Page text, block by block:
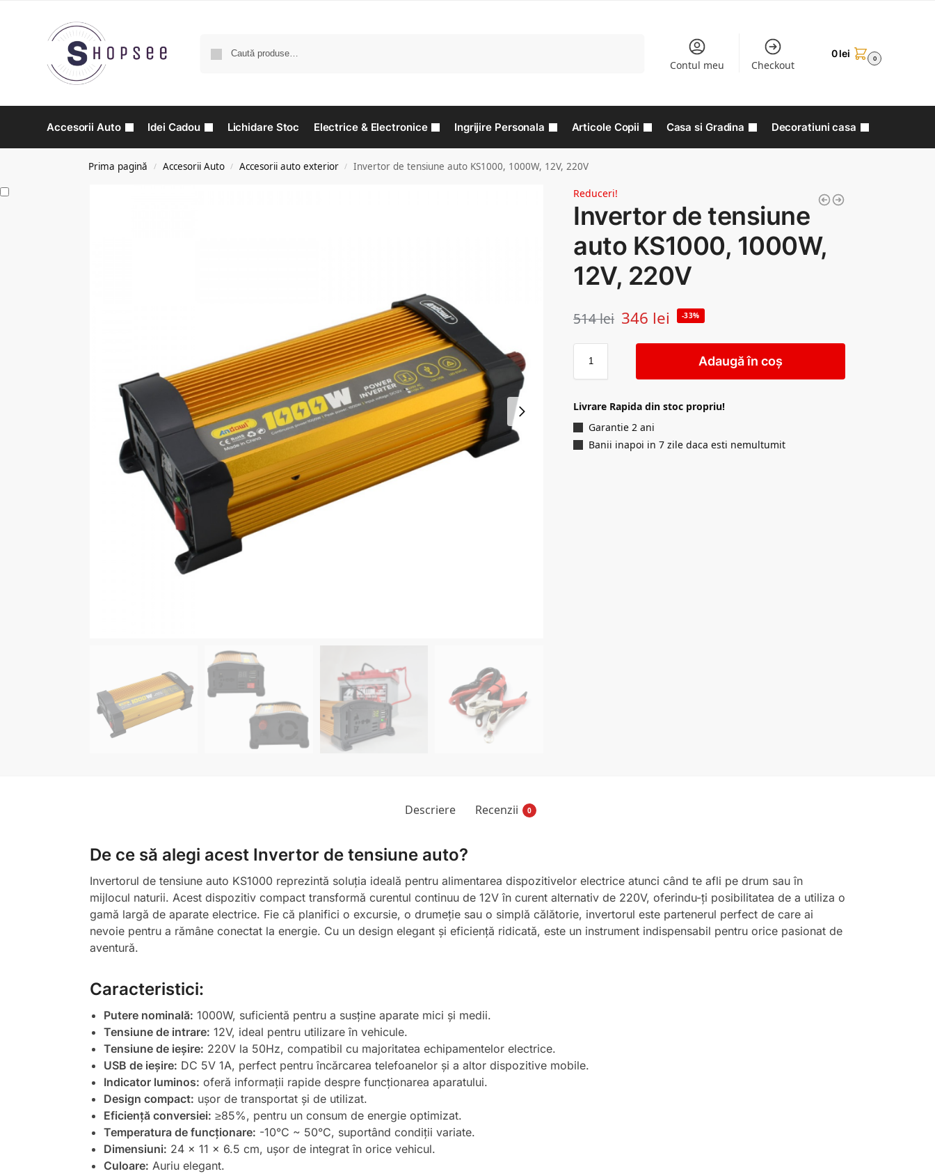
Contul meu Checkout
0lei 0
Accesorii Auto Idei Cadou Lichidare Stoc Electrice & Electronice Ingrijire Personala Articole Copii Casa si Gradina Decoratiuni casa
Prima pagină / Accesorii Auto / Accesorii auto exterior / Invertor de tensiune auto KS1000, 1000W, 12V, 220V
Reduceri!
Invertor de tensiune
auto KS1000, 1000W,
12V, 220V
514lei 346 lei -33%
Adaugă în coș
Livrare Rapida din stoc propriu!
Garantie 2 ani
Banii inapoi in 7 zile daca esti nemultumit
Descriere Recenzii 0
De ce să alegi acest Invertor de tensiune auto?
Invertorul de tensiune auto KS1000 reprezintă soluția ideală pentru alimentarea dispozitivelor electrice atunci când te afli pe drum sau în
mijlocul naturii. Acest dispozitiv compact transformă curentul continuu de 12V în curent alternativ de 220V, oferindu-ți posibilitatea de a utiliza o
gamă largă de aparate electrice. Fie că planifici o excursie, o drumeție sau o simplă călătorie, invertorul este partenerul perfect de care ai
nevoie pentru a rămâne conectat la energie. Cu un design elegant și eficiență ridicată, este un instrument indispensabil pentru orice pasionat de
aventură.
Caracteristici:
Putere nominală: 1000W, suficientă pentru a susține aparate mici și medii.
Tensiune de intrare: 12V, ideal pentru utilizare în vehicule.
Tensiune de ieșire: 220V la 50Hz, compatibil cu majoritatea echipamentelor electrice.
USB de ieșire: DC 5V 1A, perfect pentru încărcarea telefoanelor și a altor dispozitive mobile.
Indicator luminos: oferă informații rapide despre funcționarea aparatului.
Design compact: ușor de transportat şi de utilizat.
Eficiență conversiei: ≥85%, pentru un consum de energie optimizat.
Temperatura de funcționare: -10°C ~ 50°C, suportând condiții variate.
Dimensiuni: 24 x 11 x 6.5 cm, ușor de integrat în orice vehicul.
Culoare: Auriu elegant.